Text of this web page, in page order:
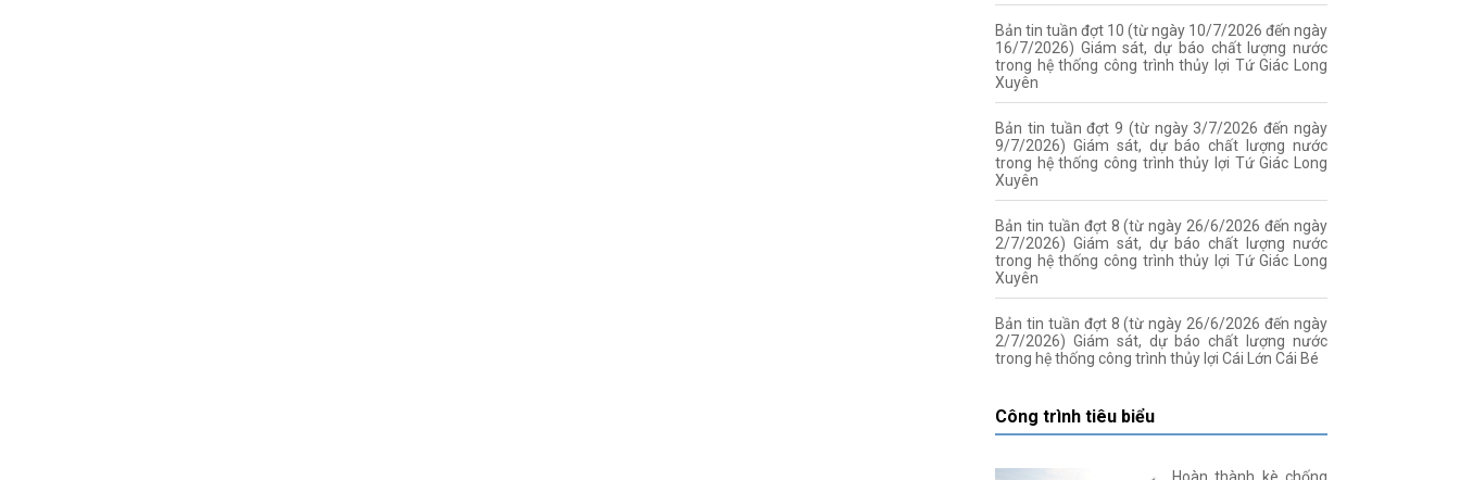
Bản tin tuần đợt 10 (từ ngày 10/7/2026 đến ngày
16/7/2026) Giám sát, dự báo chất lượng nước
trong hệ thống công trình thủy lợi Tứ Giác Long
Xuyên
Bản tin tuần đợt 9 (từ ngày 3/7/2026 đến ngày
9/7/2026) Giám sát, dự báo chất lượng nước
trong hệ thống công trình thủy lợi Tứ Giác Long
Xuyên
Bản tin tuần đợt 8 (từ ngày 26/6/2026 đến ngày
2/7/2026) Giám sát, dự báo chất lượng nước
trong hệ thống công trình thủy lợi Tứ Giác Long
Xuyên
Bản tin tuần đợt 8 (từ ngày 26/6/2026 đến ngày
2/7/2026) Giám sát, dự báo chất lượng nước
trong hệ thống công trình thủy lợi Cái Lớn Cái Bé
Công trình tiêu biểu